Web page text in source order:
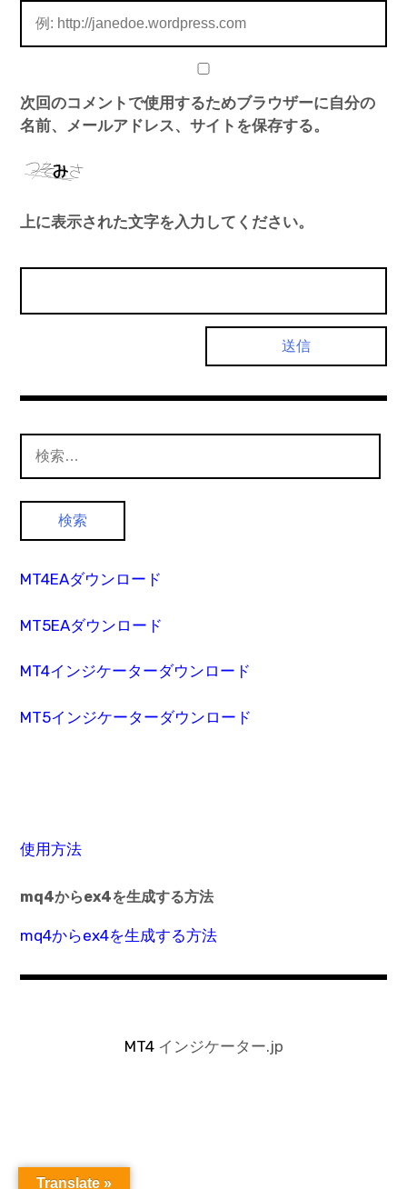
次回のコメントで使用するためブラウザーに自分の
名前、メールアドレス、サイトを保存する。
上に表示された文字を入力してください。
索:
MT4EAダウンロード
MT5EAダウンロード
MT4インジケーターダウンロード
MT5インジケーターダウンロード
使用方法
mq4からex4を生成する方法
mq4からex4を生成する方法
Translate »
MT4インジケーター.jp